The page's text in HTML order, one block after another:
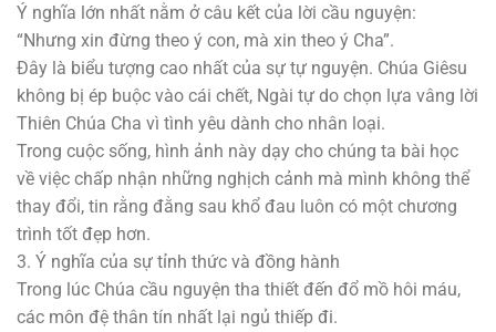
Ý nghĩa lớn nhất nằm ở câu kết của lời cầu nguyện:
“Nhưng xin đừng theo ý con, mà xin theo ý Cha”.
Đây là biểu tượng cao nhất của sự tự nguyện. Chúa Giêsu
không bị ép buộc vào cái chết, Ngài tự do chọn lựa vâng lời
Thiên Chúa Cha vì tình yêu dành cho nhân loại.
Trong cuộc sống, hình ảnh này dạy cho chúng ta bài học
về việc chấp nhận những nghịch cảnh mà mình không thể
thay đổi, tin rằng đằng sau khổ đau luôn có một chương
trình tốt đẹp hơn.
3. Ý nghĩa của sự tỉnh thức và đồng hành
Trong lúc Chúa cầu nguyện tha thiết đến đổ mồ hôi máu,
các môn đệ thân tín nhất lại ngủ thiếp đi.